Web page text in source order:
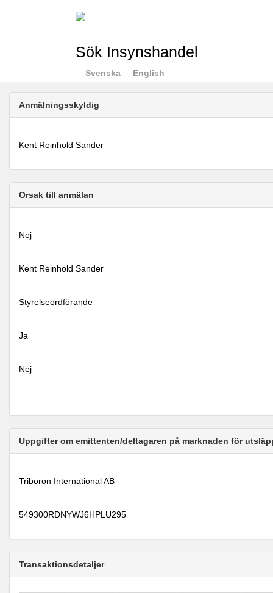
Sök Insynshandel
Svenska English
Anmälningsskyldig
Kent Reinhold Sander
Orsak till anmälan
Nej
Kent Reinhold Sander
Styrelseordförande
Ja
Nej
Uppgifter om emittenten/deltagaren på marknaden för
Triboron International AB
549300RDNYWJ6HPLU295
Transaktionsdetaljer